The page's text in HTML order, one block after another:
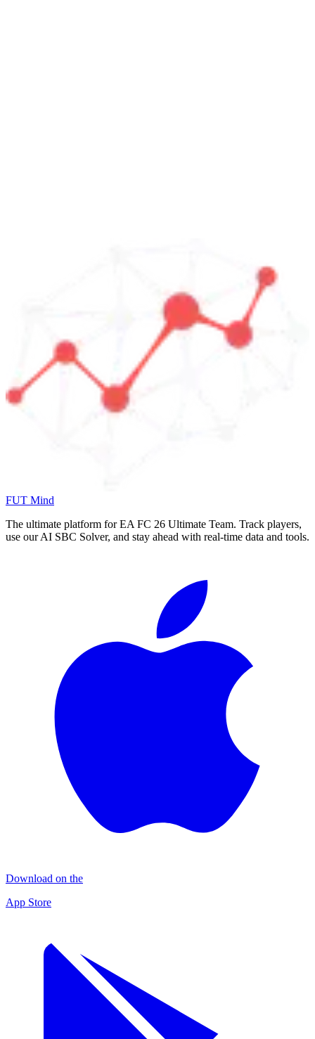
FUT Mind
The ultimate platform for EA FC 26 Ultimate Team. Track players,
use our AI SBC Solver, and stay ahead with real-time data and tools.
Download on the
App Store